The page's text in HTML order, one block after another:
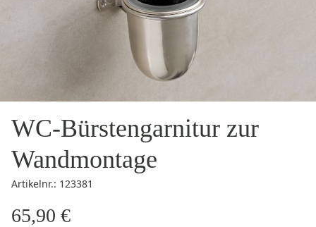
WC-Bürstengarnitur zur
Wandmontage
Artikelnr.: 123381
65,90 €